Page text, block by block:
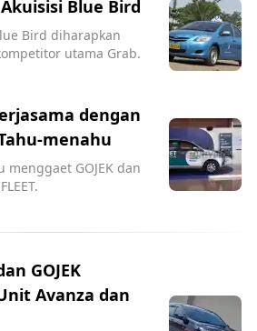
Blue Bird
Bird diharapkan
utama Grab.
dengan
menahu
GOJEK dan
GOJEK
Avanza dan